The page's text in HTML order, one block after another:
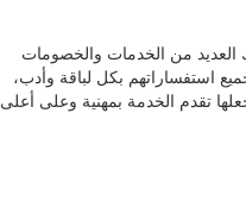
من الخدمات والخصومات
الواردة من العملاء ومناقشة جميع استفساراتهم بكل لباقة وأدب،
تقدم الخدمة بمهنية وعلى أعلى